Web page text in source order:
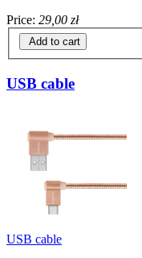
Price: 29,00 zł
Add to cart
USB cable
USB cable